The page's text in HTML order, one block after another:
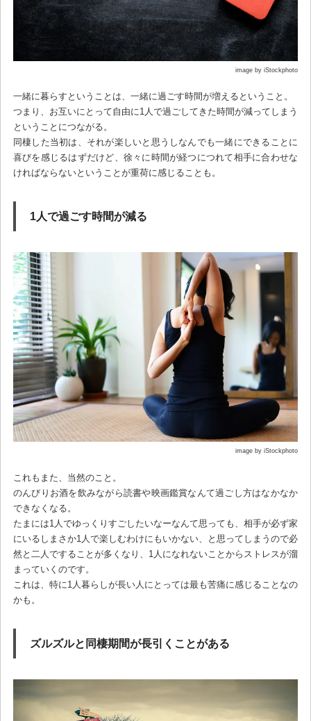
image by iStockphoto
一緒に暮らすということは、一緒に過ごす時間が増えるということ。
つまり、お互いにとって自由に1人で過ごしてきた時間が減ってしまう
ということにつながる。
同棲した当初は、それが楽しいと思うしなんでも一緒にできることに
喜びを感じるはずだけど、徐々に時間が経つにつれて相手に合わせな
ければならないということが重荷に感じることも。
1人で過ごす時間が減る
image by iStockphoto
これもまた、当然のこと。
のんびりお酒を飲みながら読書や映画鑑賞なんて過ごし方はなかなか
できなくなる。
たまには1人でゆっくりすごしたいなーなんて思っても、相手が必ず家
にいるしまさか1人で楽しむわけにもいかない、と思ってしまうので必
然と二人ですることが多くなり、1人になれないことからストレスが溜
まっていくのです。
これは、特に1人暮らしが長い人にとっては最も苦痛に感じることなの
かも。
ズルズルと同棲期間が長引くことがある